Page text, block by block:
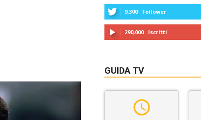
9,300 Follower
290,000 Iscritti
GUIDA TV